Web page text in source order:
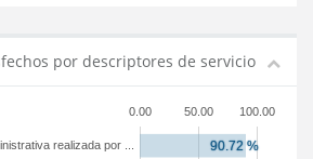
por descriptores de servicio
0.00 50.00 100.00
realizada por ...